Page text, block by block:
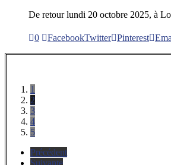
De retour lundi 20 octobre 2025, à
0 FacebookTwitter Pinterest
1
2
3
4
5
Précédent
Suivante